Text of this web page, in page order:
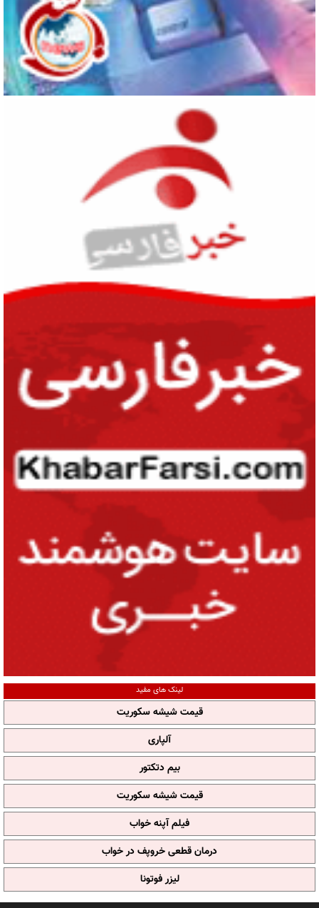
لینک های مفید
قیمت شیشه سکوریت
آلپاری
بیم دتکتور
قیمت شیشه سکوریت
فیلم آپنه خواب
درمان قطعی خروپف در خواب
لیزر فوتونا